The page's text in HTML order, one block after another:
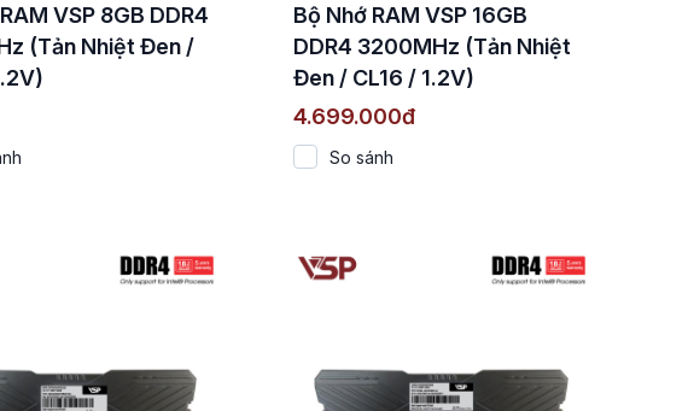
VSP 8GB DDR4
(Tản Nhiệt Đen /
Bộ Nhớ RAM VSP 16GB
DDR4 3200MHz (Tản Nhiệt
Đen / CL16 / 1.2V)
4.699.000đ
So sánh